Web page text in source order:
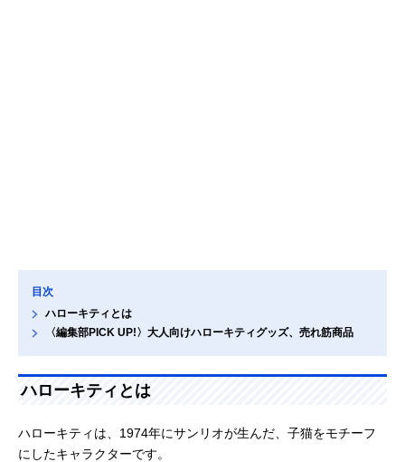
目次
ハローキティとは
〈編集部PICK UP!〉大人向けハローキティグッズ、売れ筋商品
ハローキティとは
ハローキティは、1974年にサンリオが生んだ、子猫をモチーフ
にしたキャラクターです。